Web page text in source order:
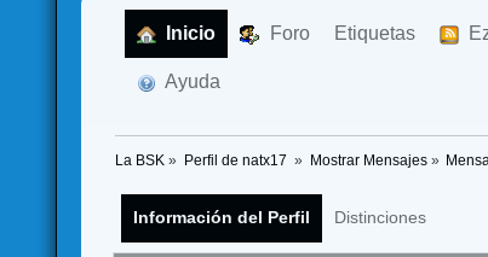
Inicio Foro Etiquetas
Ayuda
La BSK » Perfil de natx17 » Mostrar Mensajes»
Información del Perfil Distinciones